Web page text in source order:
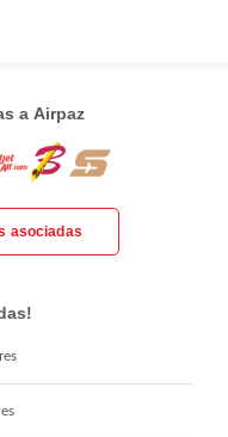
a Airpaz
asociadas